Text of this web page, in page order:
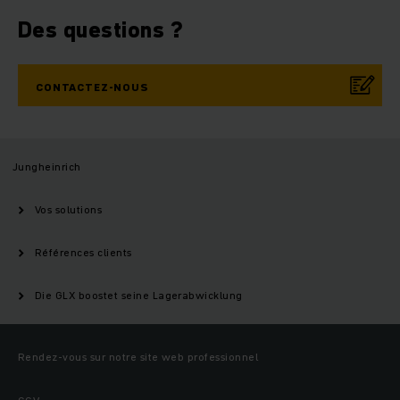
Des questions ?
CONTACTEZ-NOUS
Jungheinrich
Vos solutions
Références clients
Die GLX boostet seine Lagerabwicklung
Rendez-vous sur notre site web professionnel